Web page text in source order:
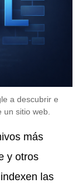
a descubrir e
sitio web.
más
y otros
las